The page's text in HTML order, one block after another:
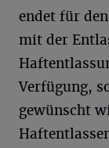
endet für
mit der
Verfügung,
gewünscht